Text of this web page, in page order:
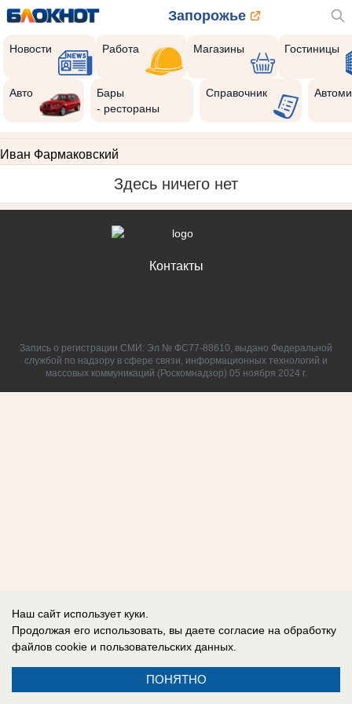
Запорожье
Новости Работа Магазины Гостиницы
Авто
Бары
- рестораны
Справочник
Иван Фармаковский
Здесь ничего нет
Контакты
Запись о регистрации СМИ: Эл № ФС77-88610, выдано Федеральной
службой по надзору в сфере связи, информационных технологий и
массовых коммуникаций (Роскомнадзор) 05 ноября 2024 г.
Наш сайт использует куки.
Продолжая его использовать, вы даете согласие на обработку
файлов cookie и пользовательских данных.
ПОНЯТНО